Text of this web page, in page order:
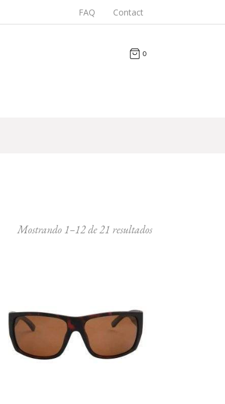
FAQ Contact
0
Mostrando 1–12 de 21 resultados